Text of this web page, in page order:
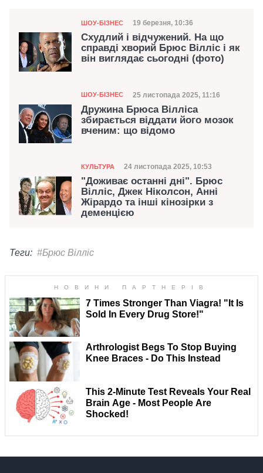
Категорія
ШОУ-БІЗНЕС Дата публікації
19 березня, 10:36
Схудлий і відчужений. На що
справді хворий Брюс Вілліс і як
він виглядає сьогодні (фото)
Категорія
ШОУ-БІЗНЕС Дата публікації
25 листопада 2025, 11:16
Дружина Брюса Вілліса
збирається віддати його мозок
вченим: що відомо
Категорія
КУЛЬТУРА Дата публікації
24 листопада 2025, 10:53
"Доживає останні дні". Брюс
Вілліс, Джек Ніколсон, Анні
Жірардо та інші кінозірки з
деменцією
Теги: #Брюс Вілліс